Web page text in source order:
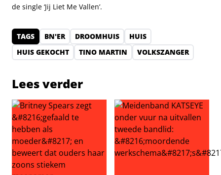
de single ‘Jij Liet Me Vallen’.
TAGS BN'ER DROOMHUIS
HUIS
HUIS GEKOCHT
TINO MARTIN VOLKSZANGER
Lees verder